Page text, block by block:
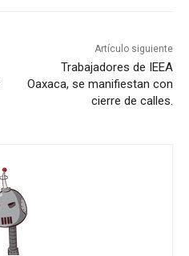
Artículo siguiente
Trabajadores de IEEA
Oaxaca, se manifiestan con
cierre de calles.